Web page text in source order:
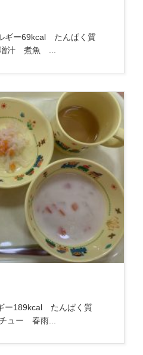
ギー69kcal たんぱく質
汁 煮魚 ...
ー189kcal たんぱく質
ュー 春雨...